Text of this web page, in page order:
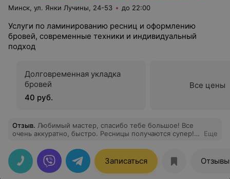
Минск, ул. Янки Лучины, 24-53 до 22:00
Услуги по ламинированию ресниц и оформлению
бровей, современные техники и индивидуальный
подход
Долговременная укладка
бровей
40 руб.
Все цены
Отзыв. Любимый мастер, спасибо тебе большое! Все
очень аккуратно, быстро. Ресницы получаются супер!
ресницы и ложатся они ровненько. Рекомендую
попробовать процедуру у этого мастера!
Еще
Записаться Отзывы